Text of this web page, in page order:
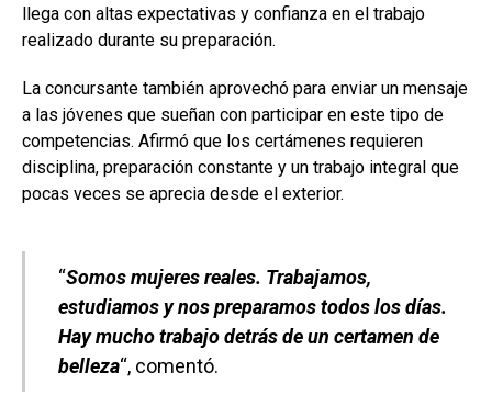
llega con altas expectativas y confianza en el trabajo
realizado durante su preparación.
La concursante también aprovechó para enviar un mensaje
a las jóvenes que sueñan con participar en este tipo de
competencias. Afirmó que los certámenes requieren
disciplina, preparación constante y un trabajo integral que
pocas veces se aprecia desde el exterior.
“Somos mujeres reales. Trabajamos,
estudiamos y nos preparamos todos los días.
Hay mucho trabajo detrás de un certamen de
belleza“, comentó.